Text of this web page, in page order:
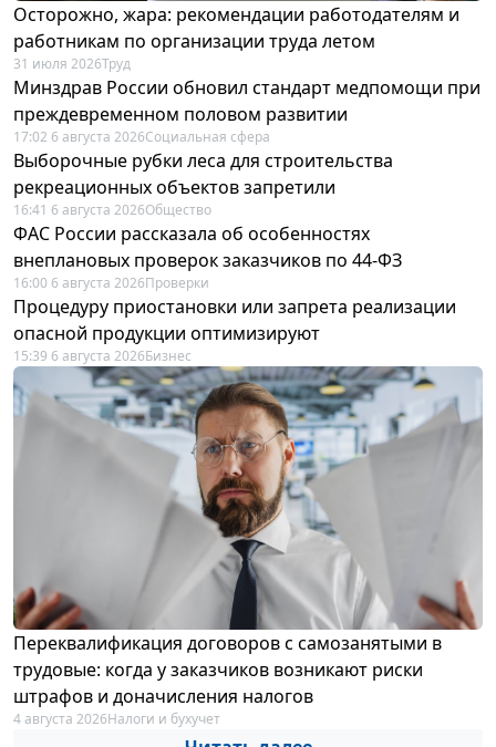
Осторожно, жара: рекомендации работодателям и
работникам по организации труда летом
31 июля 2026Труд
Минздрав России обновил стандарт медпомощи при
преждевременном половом развитии
17:02 6 августа 2026Социальная сфера
Выборочные рубки леса для строительства
рекреационных объектов запретили
16:41 6 августа 2026Общество
ФАС России рассказала об особенностях
внеплановых проверок заказчиков по 44-ФЗ
16:00 6 августа 2026Проверки
Процедуру приостановки или запрета реализации
опасной продукции оптимизируют
15:39 6 августа 2026Бизнес
Переквалификация договоров с самозанятыми в
трудовые: когда у заказчиков возникают риски
штрафов и доначисления налогов
4 августа 2026Налоги и бухучет